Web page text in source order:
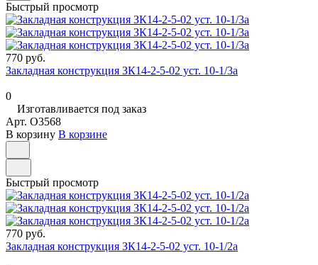
Быстрый просмотр
770 руб.
Закладная конструкция ЗК14-2-5-02 уст. 10-1/3а
0
Изготавливается под заказ
Арт. O3568
В корзину В корзине
Быстрый просмотр
770 руб.
Закладная конструкция ЗК14-2-5-02 уст. 10-1/2а